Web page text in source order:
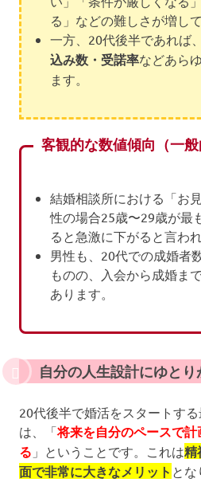
る」などの難しさが増して
一方、20代後半であれば、
込み数・受諾率などあら
ます。
客観的な数値傾向（一般
結婚相談所における「お
性の場合25歳〜29歳が最
ると急激に下がると言わ
男性も、20代での成婚者
ものの、入会から成婚ま
あります。
自分の人生設計にゆとり
20代後半で婚活をスタートす
は、「将来を自分のペースで
る 」ということです。これは精
面で非常に大きなメリット とな